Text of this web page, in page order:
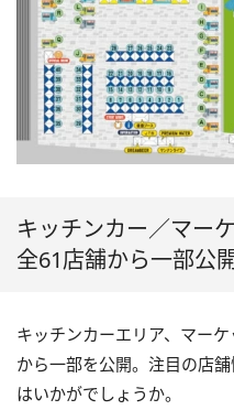
キッチンカー／マー
全61店舗から一部公
キッチンカーエリア、マー
から一部を公開。注目の店
はいかがでしょうか。